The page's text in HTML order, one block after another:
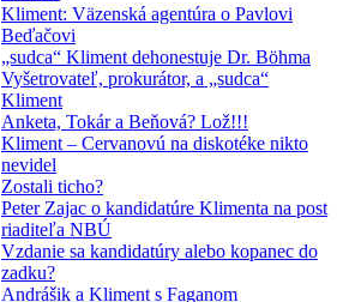
Kliment: Väzenská agentúra o Pavlovi
Beďačovi
„sudca“ Kliment dehonestuje Dr. Böhma
Vyšetrovateľ, prokurátor, a „sudca“
Kliment
Anketa, Tokár a Beňová? Lož!!!
Kliment – Cervanovú na diskotéke nikto
nevidel
Zostali ticho?
Peter Zajac o kandidatúre Klimenta na post
riaditeľa NBÚ
Vzdanie sa kandidatúry alebo kopanec do
zadku?
Andrášik a Kliment s Faganom